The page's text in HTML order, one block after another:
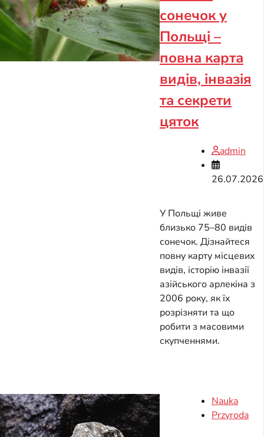
сонечок у
Польщі –
повна карта
видів, інвазія
та секрети
цяток
admin
26.07.2026
У Польщі живе
близько 75–80 видів
сонечок. Дізнайтеся
повну карту місцевих
видів, історію інвазії
азійського арлекіна з
2006 року, як їх
розрізняти та що
робити з масовими
скупченнями.
Nauka
Przyroda